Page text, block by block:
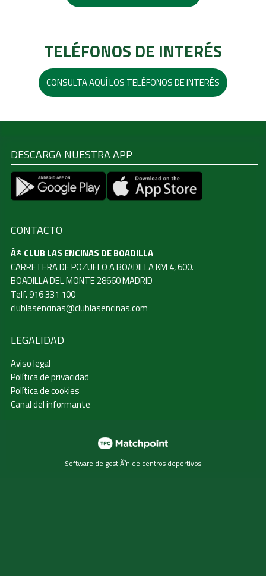
TELÉFONOS DE INTERÉS
CONSULTA AQUÍ LOS TELÉFONOS DE INTERÉS
DESCARGA NUESTRA APP
CONTACTO
Â© CLUB LAS ENCINAS DE BOADILLA
CARRETERA DE POZUELO A BOADILLA KM 4, 600.
BOADILLA DEL MONTE 28660 MADRID
Telf. 916 331 100
clublasencinas@clublasencinas.com
LEGALIDAD
Aviso legal
Política de privacidad
Política de cookies
Canal del informante
Software de gestiÃ³n de centros deportivos